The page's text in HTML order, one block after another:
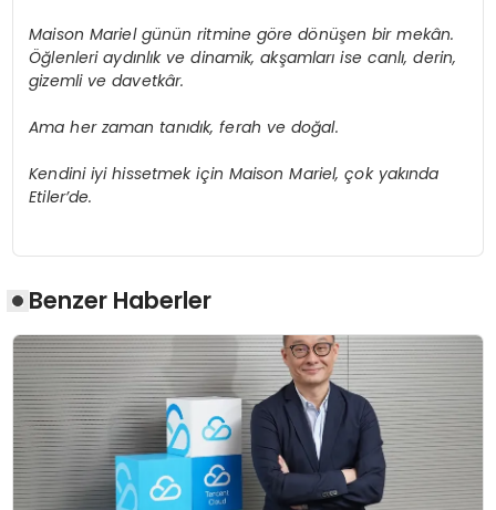
Maison Mariel günün ritmine göre dönüşen bir mekân.
Öğlenleri aydınlık ve dinamik, akşamlarıise canlı, derin,
gizemli ve davetkâr.
Ama her zaman tanıdık, ferah ve doğal.
Kendini iyi hissetmek için Maison Mariel,çok yakında
Etiler’de.
Benzer Haberler